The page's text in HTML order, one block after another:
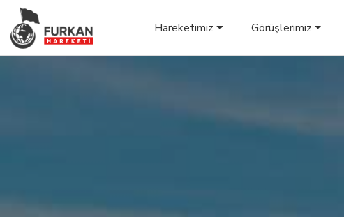
Hareketimiz Görüşlerimiz